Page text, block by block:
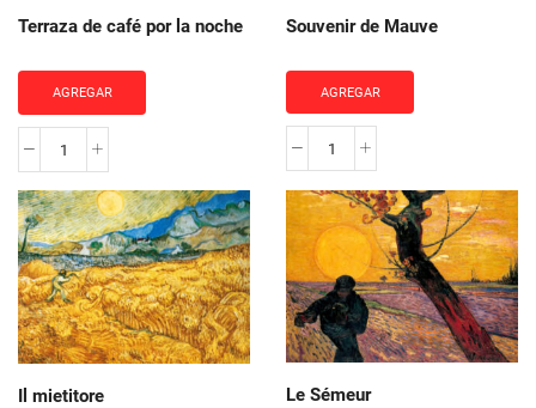
Terraza de café por la noche
AGREGAR
Terraza
de
café
por
la
noche
cantidad
Souvenir de Mauve
AGREGAR
Souvenir
de
Mauve
cantidad
Il mietitore Le Sémeur